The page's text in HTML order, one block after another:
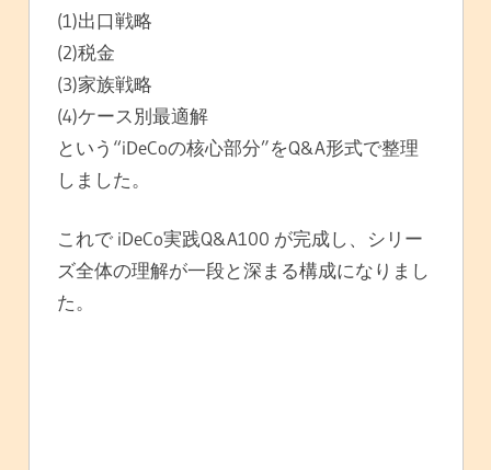
(1)出口戦略
(2)税金
(3)家族戦略
(4)ケース別最適解
という“iDeCoの核心部分”をQ&A形式で整理
しました。
これで iDeCo実践Q&A100 が完成し、シリー
ズ全体の理解が一段と深まる構成になりまし
た。